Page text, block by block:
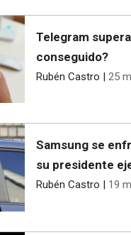
Telegram
conseguido?
Rubén Castro | 25
Samsung se
su presidente
Rubén Castro | 19